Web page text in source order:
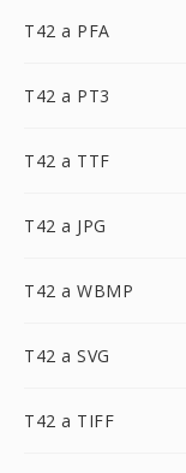
T42 a PFA
T42 a PT3
T42 a TTF
T42 a JPG
T42 a WBMP
T42 a SVG
T42 a TIFF